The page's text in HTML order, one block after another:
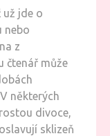
už jde o
nebo
z
čtenář může
některých
divoce,
sklizeň